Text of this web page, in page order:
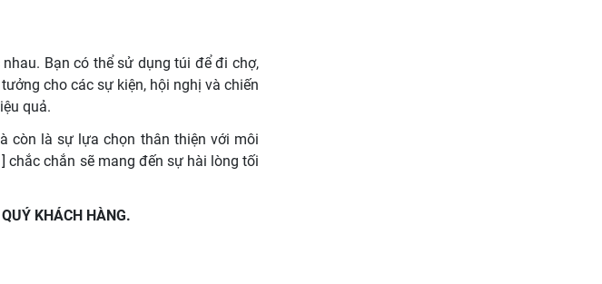
Bạn có thể sử dụng túi để đi chợ,
cho các sự kiện, hội nghị và chiến
quả.
còn là sự lựa chọn thân thiện với môi
chắc chắn sẽ mang đến sự hài lòng tối
KHÁCH HÀNG.